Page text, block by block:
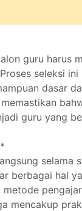
guru harus
seleksi
dasar
guru yang
selama
berbagai hal
mencakup